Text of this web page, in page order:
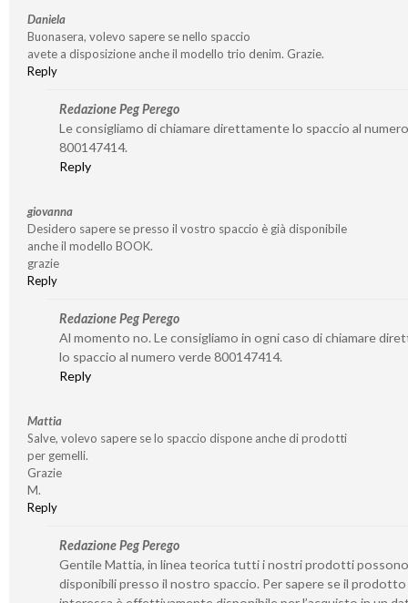
Daniela
Buonasera, volevo sapere se nello spaccio
avete a disposizione anche il modello trio denim. Grazie.
Reply
Redazione Peg Perego
Le consigliamo di chiamare direttamente lo spaccio al
800147414.
Reply
giovanna
Desidero sapere se presso il vostro spaccio è già disponibile
anche il modello BOOK.
grazie
Reply
Redazione Peg Perego
Al momento no. Le consigliamo in ogni caso di chiamare
lo spaccio al numero verde 800147414.
Reply
Mattia
Salve, volevo sapere se lo spaccio dispone anche di prodotti
per gemelli.
Grazie
M.
Reply
Redazione Peg Perego
Gentile Mattia, in linea teorica tutti i nostri prodotti
disponibili presso il nostro spaccio. Per sapere se il prodotto